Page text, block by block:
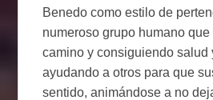
Benedo como estilo de
numeroso grupo humano
camino y consiguiendo salud
ayudando a otros para que
sentido, animándose a no